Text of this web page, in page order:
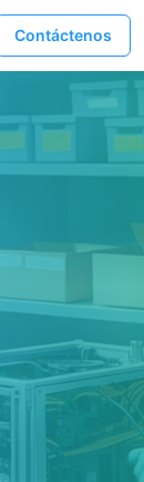
Contáctenos